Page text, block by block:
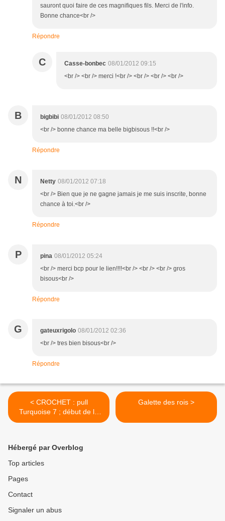
sauront quoi faire de ces magnifiques fils. Merci de l'info.
Bonne chance<br />
Répondre
C Casse-bonbec 08/01/2012 09:15
<br /> <br /> merci !<br /> <br /> <br /> <br />
B bigbibi 08/01/2012 08:50
<br /> bonne chance ma belle bigbisous !!<br />
Répondre
N Netty 08/01/2012 07:18
<br /> Bien que je ne gagne jamais je me suis inscrite, bonne
chance à toi.<br />
Répondre
P pina 08/01/2012 05:24
<br /> merci bcp pour le lien!!!!<br /> <br /> <br /> gros
bisous<br />
Répondre
G gateuxrigolo 08/01/2012 02:36
<br /> tres bien bisous<br />
Répondre
< CROCHET : pull
Turquoise 7 ; début de la
1ère manche
Galette des rois >
Hébergé par Overblog
Top articles
Pages
Contact
Signaler un abus